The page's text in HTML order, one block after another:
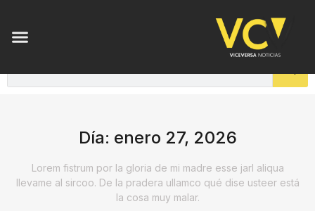
Día: enero 27, 2026
Lorem fistrum por la gloria de mi madre esse jarl aliqua
llevame al sircoo. De la pradera ullamco qué dise usteer está
la cosa muy malar.